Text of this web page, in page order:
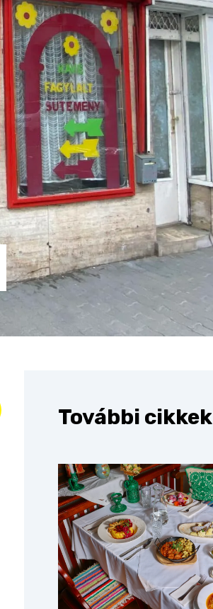
További cikkek